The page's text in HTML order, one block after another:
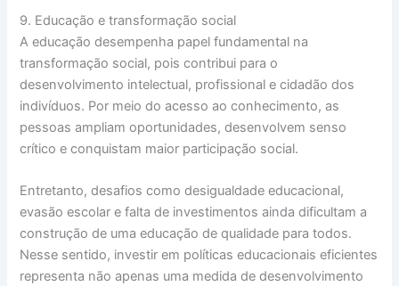
9. Educação e transformação social
A educação desempenha papel fundamental na
transformação social, pois contribui para o
desenvolvimento intelectual, profissional e cidadão dos
indivíduos. Por meio do acesso ao conhecimento, as
pessoas ampliam oportunidades, desenvolvem senso
crítico e conquistam maior participação social.
Entretanto, desafios como desigualdade educacional,
evasão escolar e falta de investimentos ainda dificultam a
construção de uma educação de qualidade para todos.
Nesse sentido, investir em políticas educacionais eficientes
representa não apenas uma medida de desenvolvimento